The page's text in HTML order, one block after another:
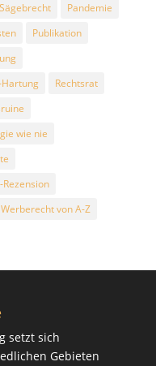
Pandemie
Publikation
Hartung
Rechtsrat
wie nie
Werberecht von A-Z
setzt sich
Gebieten